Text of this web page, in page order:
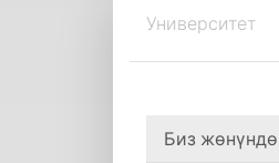
Университет
Биз жөнүндө